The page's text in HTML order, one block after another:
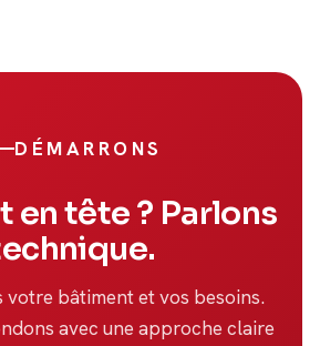
DÉMARRONS
en tête ? Parlons
votre bâtiment et vos besoins.
avec une approche claire